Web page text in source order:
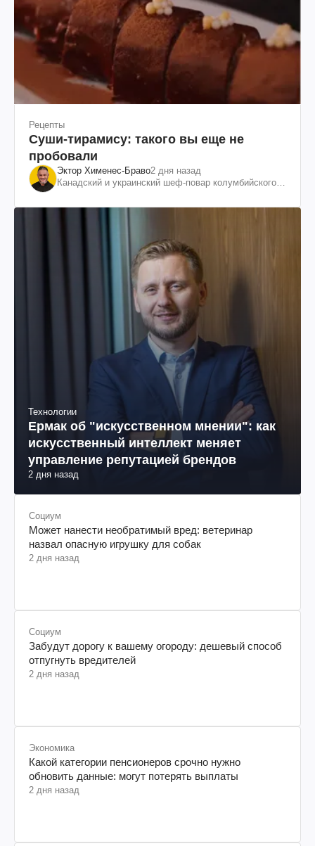
Рецепты
Суши-тирамису: такого вы еще не
пробовали
Эктор Хименес-Браво2 дня назад
Канадский и украинский шеф-повар колумбийского
Технологии
Ермак об "искусственном мнении": как
искусственный интеллект меняет
управление репутацией брендов
2 дня назад
Социум
Может нанести необратимый вред: ветеринар
назвал опасную игрушку для собак
2 дня назад
Социум
Забудут дорогу к вашему огороду: дешевый способ
отпугнуть вредителей
2 дня назад
Экономика
Какой категории пенсионеров срочно нужно
обновить данные: могут потерять выплаты
2 дня назад